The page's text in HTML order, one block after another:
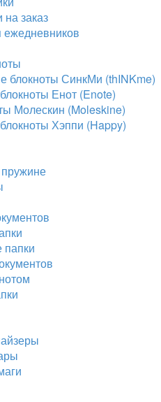
заказ
ежедневников
блокноты СинкМи (thINKme)
Енот (Enote)
Молескин (Moleskine)
Хэппи (Happy)
папки